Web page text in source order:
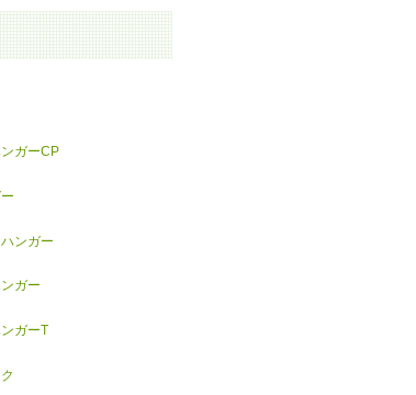
ガーCP
ンガー
ガー
ガーT